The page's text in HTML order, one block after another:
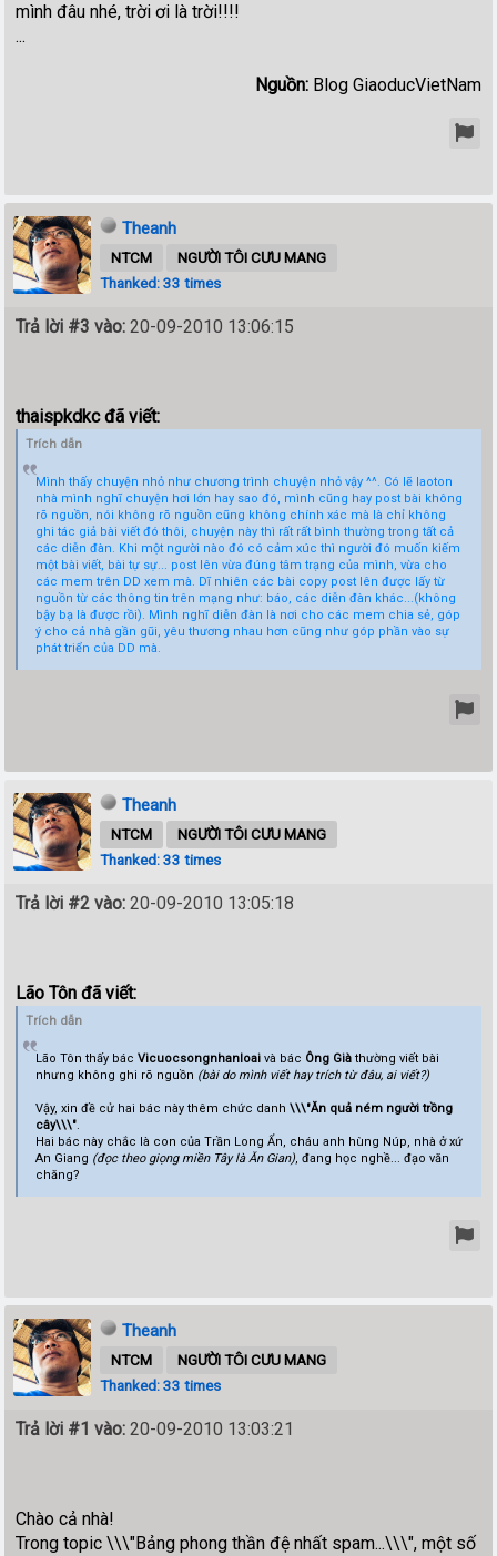
mình đâu nhé, trời ơi là trời!!!!
...
Nguồn:Blog GiaoducVietNam
Theanh
NTCM
NGƯỜI TÔI CƯU MANG
Thanked: 33 times
Trả lời #3 vào: 20-09-2010 13:06:15
thaispkdkc đã viết:
Trích dẫn
Mình thấy chuyện nhỏ như chương trình chuyện nhỏ vậy ^^. Có lẽ laoton
nhà mình nghĩ chuyện hơi lớn hay sao đó, mình cũng hay post bài không
rõ nguồn, nói không rõ nguồn cũng không chính xác mà là chỉ không
ghi tác giả bài viết đó thôi, chuyện này thì rất rất bình thường trong tất cả
các diễn đàn. Khi một người nào đó có cảm xúc thì người đó muốn kiếm
một bài viết, bài tự sự... post lên vừa đúng tâm trạng của mình, vừa cho
các mem trên DD xem mà. Dĩ nhiên các bài copy post lên được lấy từ
nguồn từ các thông tin trên mạng như: báo, các diễn đàn khác...(không
bậy bạ là được rồi). Mình nghĩ diễn đàn là nơi cho các mem chia sẻ, góp
ý cho cả nhà gần gũi, yêu thương nhau hơn cũng như góp phần vào sự
phát triển của DD mà.
Theanh
NTCM
NGƯỜI TÔI CƯU MANG
Thanked: 33 times
Trả lời #2 vào: 20-09-2010 13:05:18
Lão Tôn đã viết:
Trích dẫn
Lão Tôn thấy bác Vicuocsongnhanloaivà bác Ông Giàthường viết bài
nhưng không ghi rõ nguồn (bài do mình viết hay trích từ đâu, ai viết?)
Vậy, xin đề cử hai bác này thêm chức danh \\\"Ăn quả ném người trồng
cây\\\".
Hai bác này chắc là con của Trần Long Ẩn, cháu anh hùng Núp, nhà ở xứ
An Giang (đọc theo giọng miền Tây là Ăn Gian), đang học nghề... đạo văn
chăng?
Theanh
NTCM
NGƯỜI TÔI CƯU MANG
Thanked: 33 times
Trả lời #1 vào: 20-09-2010 13:03:21
Chào cả nhà!
Trong topic \\\"Bảng phong thần đệ nhất spam...\\\", một số